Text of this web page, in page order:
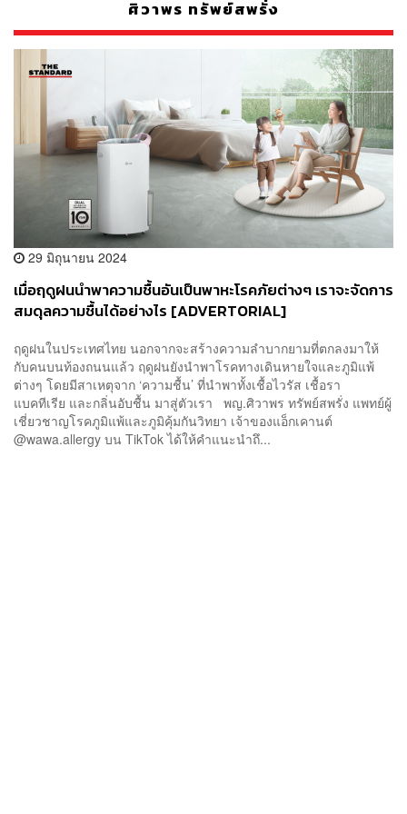
ศิวาพร ทรัพย์สพรั่ง
29 มิถุนายน 2024
เมื่อฤดูฝนนำพาความชื้นอันเป็นพาหะโรคภัยต่างๆ เราจะจัดการ
สมดุลความชื้นได้อย่างไร [ADVERTORIAL]
ฤดูฝนในประเทศไทย นอกจากจะสร้างความลำบากยามที่ตกลงมาให้
กับคนบนท้องถนนแล้ว ฤดูฝนยังนำพาโรคทางเดินหายใจและภูมิแพ้
ต่างๆ โดยมีสาเหตุจาก ‘ความชื้น’ ที่นำพาทั้งเชื้อไวรัส เชื้อรา
แบคทีเรีย และกลิ่นอับชื้น มาสู่ตัวเรา พญ.ศิวาพร ทรัพย์สพรั่ง แพทย์ผู้
เชี่ยวชาญโรคภูมิแพ้และภูมิคุ้มกันวิทยา เจ้าของแอ็กเคานต์
@wawa.allergy บน TikTok ได้ให้คำแนะนำถึ...